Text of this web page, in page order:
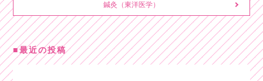
鍼灸（東洋医学）
最近の投稿